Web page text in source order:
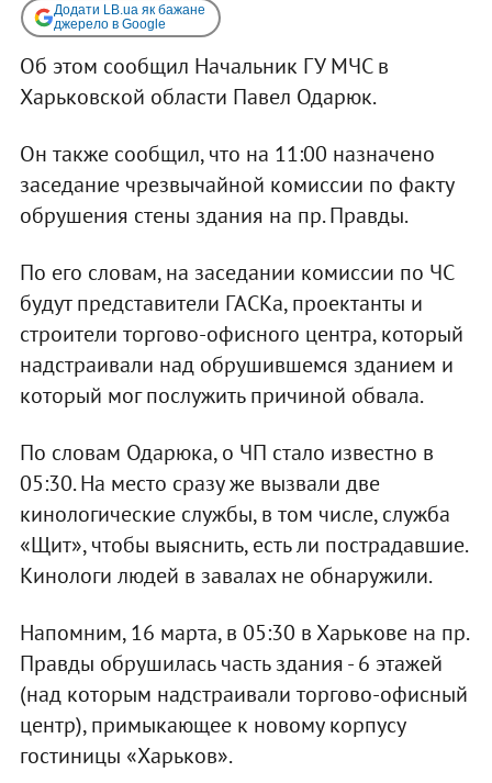
Додати LB.ua як бажане
джерело в Google
Об этом сообщил Начальник ГУ МЧС в
Харьковской области Павел Одарюк.
Он также сообщил, что на 11:00 назначено
заседание чрезвычайной комиссии по факту
обрушения стены здания на пр. Правды.
По его словам, на заседании комиссии по ЧС
будут представители ГАСКа, проектанты и
строители торгово-офисного центра, который
надстраивали над обрушившемся зданием и
который мог послужить причиной обвала.
По словам Одарюка, о ЧП стало известно в
05:30. На место сразу же вызвали две
кинологические службы, в том числе, служба
«Щит», чтобы выяснить, есть ли пострадавшие.
Кинологи людей в завалах не обнаружили.
Напомним, 16 марта, в 05:30 в Харькове на пр.
Правды обрушилась часть здания - 6 этажей
(над которым надстраивали торгово-офисный
центр), примыкающее к новому корпусу
гостиницы «Харьков».